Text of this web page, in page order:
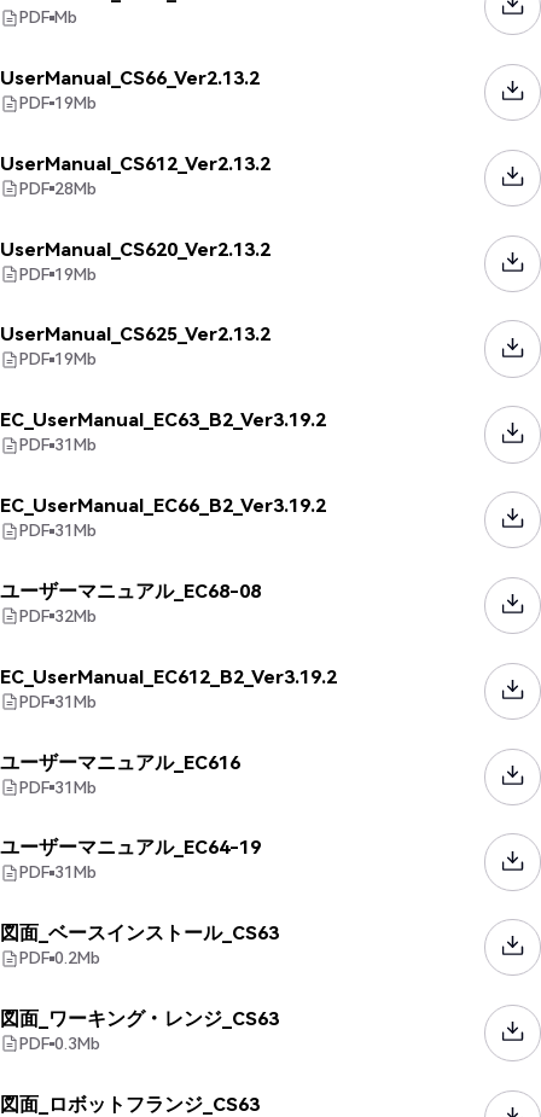
PDF Mb
UserManual_CS66_Ver2.13.2
PDF 19Mb
UserManual_CS612_Ver2.13.2
PDF 28Mb
UserManual_CS620_Ver2.13.2
PDF 19Mb
UserManual_CS625_Ver2.13.2
PDF 19Mb
EC_UserManual_EC63_B2_Ver3.19.2
PDF 31Mb
EC_UserManual_EC66_B2_Ver3.19.2
PDF 31Mb
ユーザーマニュアル_EC68-08
PDF 32Mb
EC_UserManual_EC612_B2_Ver3.19.2
PDF 31Mb
ユーザーマニュアル_EC616
PDF 31Mb
ユーザーマニュアル_EC64-19
PDF 31Mb
図面_ベースインストール_CS63
PDF 0.2Mb
図面_ワーキング・レンジ_CS63
PDF 0.3Mb
図面_ロボットフランジ_CS63